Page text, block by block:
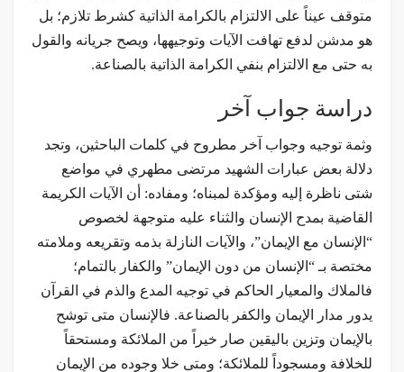
متوقف عيناً على الالتزام بالكرامة الذاتية كشرط تلازم؛ بل
هو مدشن لدفع تهافت الآيات وتوجيهها، ويصح جريانه والقول
به حتى مع الالتزام بنفي الكرامة الذاتية بالصناعة.
دراسة جواب آخر
وثمة توجيه وجواب آخر مطروح في كلمات الباحثين، وتجد
دلالة بعض عبارات الشهيد مرتضى مطهري في مواضع
شتى ناظرة إليه ومؤكدة لمبناه؛ ومفاده: أن الآيات الكريمة
القاضية بمدح الإنسان والثناء عليه متوجهة لخصوص
“الإنسان مع الإيمان”، والآيات النازلة بذمه وتقريعه وملامته
مختصة بـ “الإنسان من دون الإيمان” والكفار بالتمام؛
فالملاك والمعيار الحاكم في توجيه المدع والذم في القرآن
يدور مدار الإيمان والكفر بالصناعة. فالإنسان متى توشح
بالإيمان وتزين باليقين صار خيراً من الملائكة ومستحقاً
للخلافة ومسجوداً للملائكة؛ ومتى خلا وجوده من الإيمان